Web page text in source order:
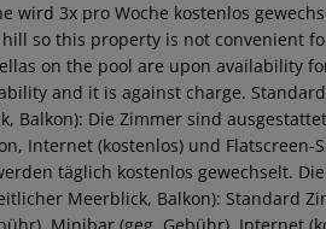
wird 3x pro Woche kostenlos
so this property is not convenient
on the pool are upon availability
and it is against charge.
Balkon): Die Zimmer sind
Internet (kostenlos) und Flatscreen-
täglich kostenlos gewechselt.
Meerblick, Balkon): Standard